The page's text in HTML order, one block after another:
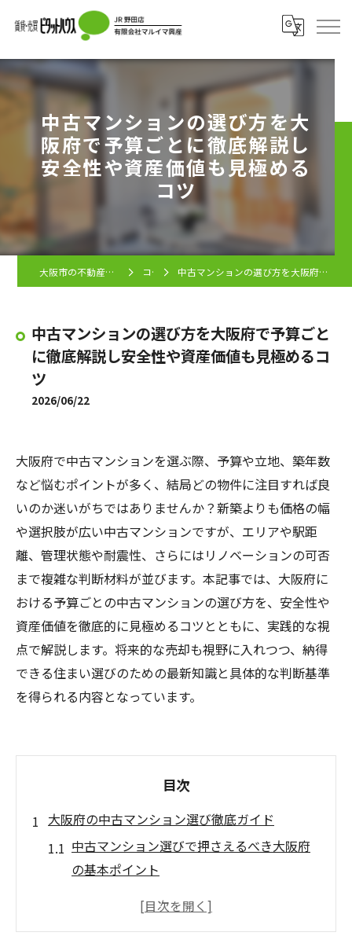
中古マンションの選び方を大
阪府で予算ごとに徹底解説し
安全性や資産価値も見極める
コツ
大阪市の不動産ならピタットハウス JR野田店 コラム 中古マンションの選び方を大阪府で予算ごとに徹底解説し安全性や資産価値も見極めるコツ
中古マンションの選び方を大阪府で予算ごと
に徹底解説し安全性や資産価値も見極めるコ
ツ
2026/06/22
大阪府で中古マンションを選ぶ際、予算や立地、築年数
など悩むポイントが多く、結局どの物件に注目すれば良
いのか迷いがちではありませんか？新築よりも価格の幅
や選択肢が広い中古マンションですが、エリアや駅距
離、管理状態や耐震性、さらにはリノベーションの可否
まで複雑な判断材料が並びます。本記事では、大阪府に
おける予算ごとの中古マンションの選び方を、安全性や
資産価値を徹底的に見極めるコツとともに、実践的な視
点で解説します。将来的な売却も視野に入れつつ、納得
できる住まい選びのための最新知識と具体的な判断基準
を得られる内容となっています。
目次
大阪府の中古マンション選び徹底ガイド
中古マンション選びで押さえるべき大阪府
の基本ポイント
大阪府の中古マンション市場と相場感の正
しい把握方法